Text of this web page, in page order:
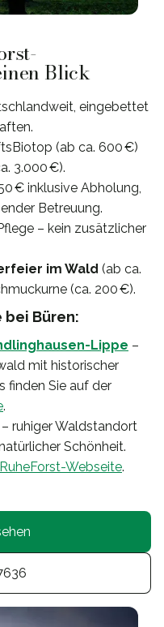
Blick
eingebettet
(ab ca. 600 €)
3.000 €).
€ inklusive Abholung,
Betreuung.
– kein zusätzlicher
im Wald (ab ca.
(ca. 200 €).
Büren:
Lippe –
mit historischer
finden Sie auf der
.
– ruhiger Waldstandort
Schönheit.
RuheForst-Webseite.